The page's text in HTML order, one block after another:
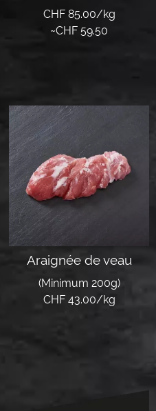
CHF 85.00/kg
~CHF 59.50
Araignée de veau
(Minimum 200g)
CHF 43.00/kg